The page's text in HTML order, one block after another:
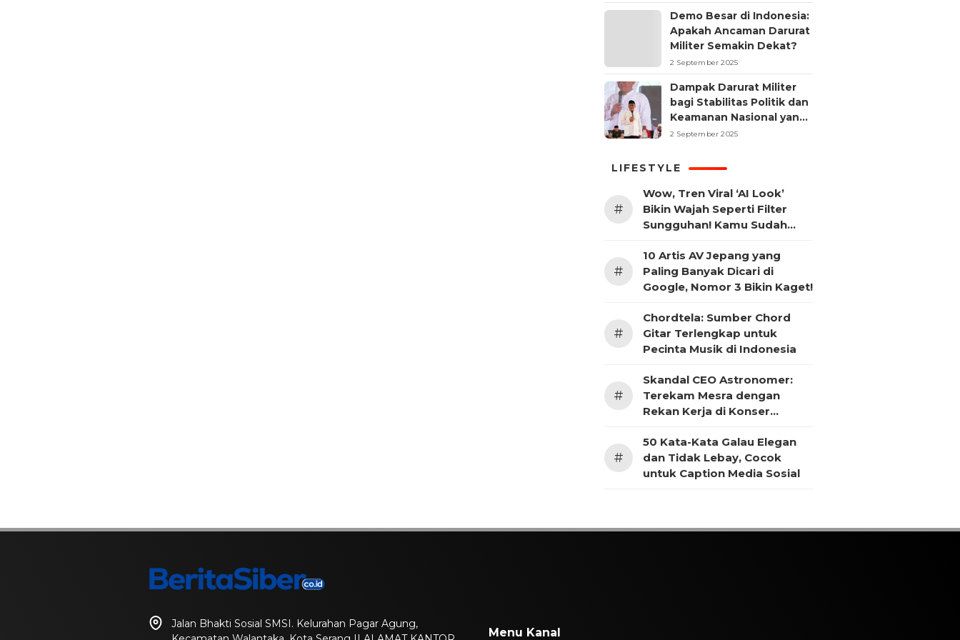
Demo Besar di Indonesia:
Apakah Ancaman Darurat
Militer Semakin Dekat?
2 September 2025
Dampak Darurat Militer
bagi Stabilitas Politik dan
Keamanan Nasional yang
Sering Terlupakan
2 September 2025
LIFESTYLE
#
Wow, Tren Viral ‘AI Look’
Bikin Wajah Seperti Filter
Sungguhan! Kamu Sudah
#
10 Artis AV Jepang yang
Paling Banyak Dicari di
Google, Nomor 3 Bikin Kaget!
#
Chordtela: Sumber Chord
Gitar Terlengkap untuk
Pecinta Musik di Indonesia
#
Skandal CEO Astronomer:
Terekam Mesra dengan
Rekan Kerja di Konser
#
50 Kata-Kata Galau Elegan
dan Tidak Lebay, Cocok
untuk Caption Media Sosial
Jalan Bhakti Sosial SMSI. Kelurahan Pagar Agung,
Menu Kanal